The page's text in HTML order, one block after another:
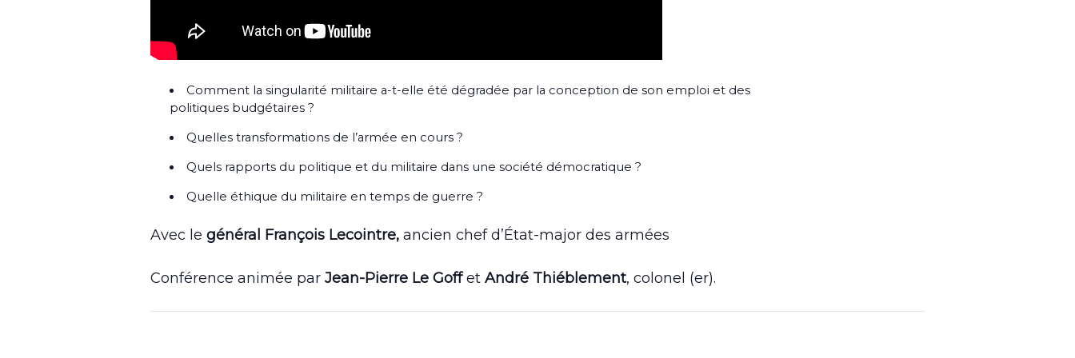
Comment la singularité militaire a-t-elle été dégradée par la conception de son emploi et des
politiques budgétaires ?
Quelles transformations de l’armée en cours ?
Quels rapports du politique et du militaire dans une société démocratique ?
Quelle éthique du militaire en temps de guerre ?
Avec le général François Lecointre, ancien chef d’État-major des armées
Conférence animée par Jean-Pierre Le Goffet André Thiéblement, colonel (er).